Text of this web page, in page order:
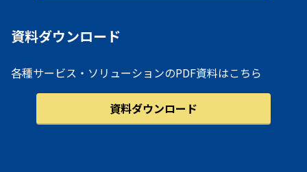
資料ダウンロード
各種サービス・ソリューションのPDF資料はこちら
資料ダウンロード